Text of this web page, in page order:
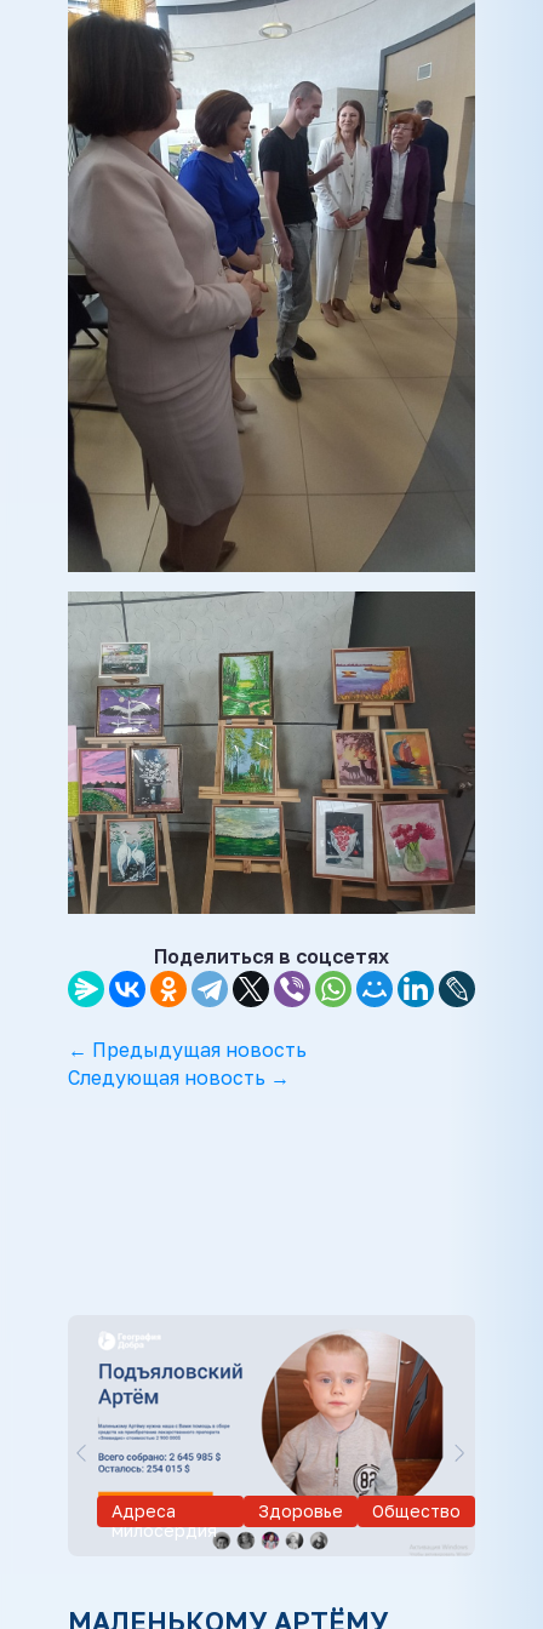
Поделиться в соцсетях
← Предыдущая новость
Следующая новость →
Адреса
милосердия
Здоровье Общество
МАЛЕНЬКОМУ АРТЁМУ